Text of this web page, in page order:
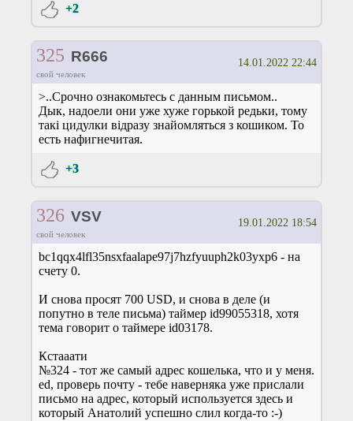
+2
325 R666
свой человек
14.01.2022 22:44
>..Срочно ознакомьтесь с данным письмом..
Дык, надоели они уже хуже горькой редьки, тому
такі цидулки відразу знайомляться з кошиком. То
есть нафигнечитая.
+3
326 VSV
свой человек
19.01.2022 18:54
bc1qqx4lfl35nsxfaalape97j7hzfyuuph2k03yxp6 - на
счету 0.
И снова просят 700 USD, и снова в деле (и
попутно в теле письма) таймер id99055318, хотя
тема говорит о таймере id03178.
Кстааати
№324 - тот же самый адрес кошелька, что и у меня.
ed, проверь почту - тебе наверняка уже прислали
письмо на адрес, который используется здесь и
который Анатолий успешно слил когда-то :-)